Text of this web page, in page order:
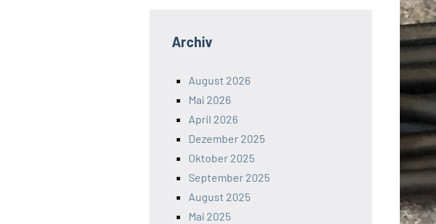
Archiv
August 2026
Mai 2026
April 2026
Dezember 2025
Oktober 2025
September 2025
August 2025
Mai 2025